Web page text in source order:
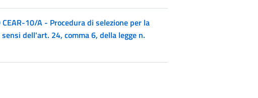
10/A - Procedura di selezione per la
dell'art. 24, comma 6, della legge n.